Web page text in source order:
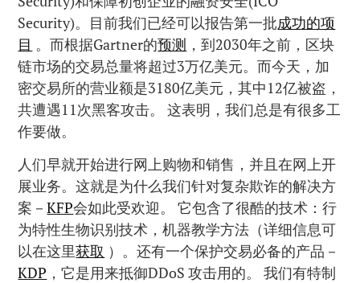
Security)。目前我们已经可以报告第一批成功的项
目 。而根据Gartner的预测 ，到2030年之前，区块
链市场的交易总量将超过3万亿美元。而今天，加
密交易所的营业额是3180亿美元，其中12亿被盗，
共遭遇11次黑客攻击。 这表明，我们总是有很多工
作要做。
人们早就开始进行网上购物和销售，并且在网上开
展业务。这就是为什么我们针对复杂欺诈的解决方
案－KFP会如此受欢迎。 它包含了很酷的技术：行
为特性生物识别技术，机器教学方法（详细信息可
以在这里获取 ）。还有一个保护交易必备的产品－
KDP ，它是用来抵御DDoS 攻击用的。 我们有特制